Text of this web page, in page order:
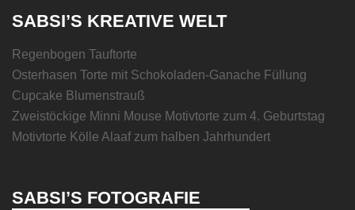
SABSI’S KREATIVE WELT
Regenbogen Tauftorte
Osterhasen Torte mit Schokoladen-Ganache Füllung
Cupcake Blumenstrauß
Zweistöckige Minni Mouse Motivtorte zum 4. Geburtstag
Motivtorte Kölle Alaaf zum halben Jahrhundert
SABSI’S FOTOGRAFIE